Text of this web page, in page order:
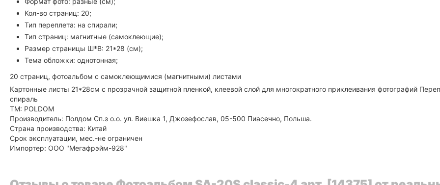
Кол-во страниц: 20;
Тип переплета: на спирали;
Тип страниц: магнитные (самоклеющие);
Размер страницы Ш*В: 21*28 (см);
Тема обложки: однотонная;
20 страниц, фотоальбом с самоклеющимися (магнитными) листами
Картонные листы 21*28см с прозрачной защитной пленкой, клеевой слой для многократного приклеивания фотографий
спираль
ТМ: POLDOM
Производитель: Полдом Сп.з о.о. ул. Виешка 1, Джозефослав, 05-500 Пиасечно, Польша.
Страна производства: Китай
Срок эксплуатации, мес.-не ограничен
Импортер: ООО "Мегафрэйм-928"